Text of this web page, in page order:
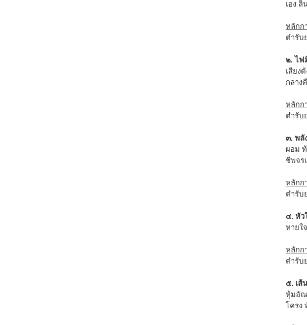
เอง
หลักก
ตำรับ
๒. ไฟ
เสียง
กลาง
หลักก
ตำรับ
๓. พลั
ผอม
ชีพจร
หลักก
ตำรับ
๔. หัว
หายใ
หลักก
ตำรับ
๕. เส้
หุ้มอัณ
โครง